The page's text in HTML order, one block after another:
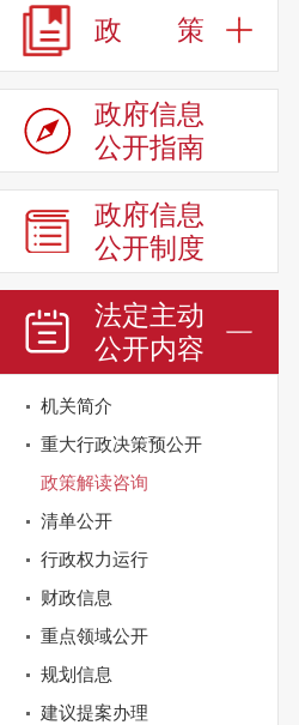
政 策
政府信息
公开指南
政府信息
公开制度
法定主动
公开内容
机关简介
重大行政决策预公开
政策解读咨询
清单公开
行政权力运行
财政信息
重点领域公开
规划信息
建议提案办理